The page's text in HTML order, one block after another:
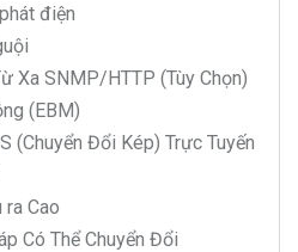
điện
Xa SNMP/HTTP (Tùy Chọn)
(EBM)
(Chuyển Đổi Kép) Trực Tuyến
Cao
Có Thể Chuyển Đổi